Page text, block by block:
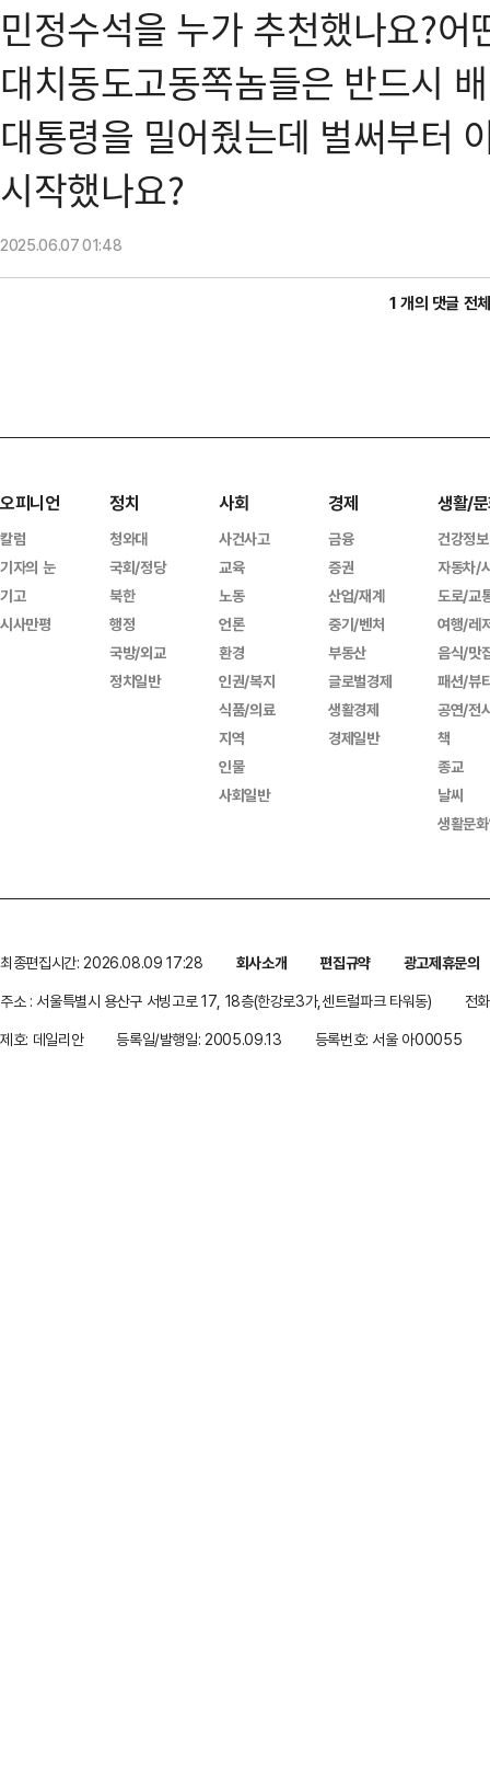
민정수석을 누가 추천했나요?
대치동도고동쪽놈들은 반드시
대통령을 밀어줬는데 벌써부터
2025.06.0701:48
1 개의 댓글 전
오피니언
칼럼
기자의 눈
기고
시사만평
정치
청와대
국회/정당
북한
행정
국방/외교
정치일반
사회
사건사고
교육
노동
언론
환경
인권/복지
식품/의료
지역
인물
사회일반
경제
금융
증권
산업/재계
중기/벤처
부동산
글로벌경제
생활경제
경제일반
생활/
건강정보
자동차/
도로/교
여행/레
음식/맛
패션/뷰
공연/전
책
종교
날씨
생활문
최종편집시간: 2026.08.09 17:28 회사소개 편집규약
광고제휴문의
주소 : 서울특별시 용산구 서빙고로 17, 18층(한강로3가,센트럴파크 타워동)
전
제호: 데일리안
등록일/발행일: 2005.09.13 등록번호: 서울 아00055